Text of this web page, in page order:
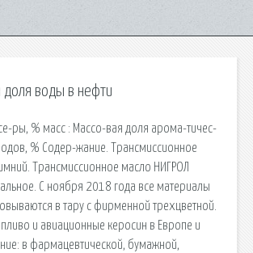
доля воды в нефти
ры, % масс : Массо-вая доля арома-тичес-
% Содер-жание. Трансмиссионное
Трансмиссионное масло НИГРОЛ
С ноября 2018 года все материалы
в тару с фирменной трехцветной.
и авиационные керосин в Европе и
в фармацевтической, бумажной,